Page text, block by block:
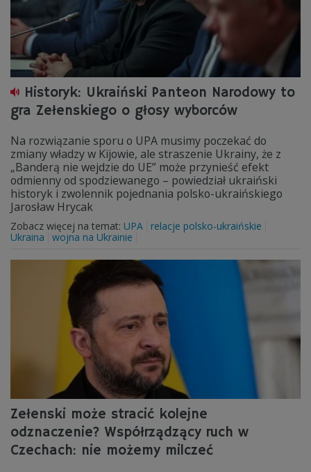
Historyk: Ukraiński Panteon Narodowy to
gra Zełenskiego o głosy wyborców
Na rozwiązanie sporu o UPA musimy poczekać do
zmiany władzy w Kijowie, ale straszenie Ukrainy, że z
„Banderą nie wejdzie do UE” może przynieść efekt
odmienny od spodziewanego – powiedział ukraiński
historyk i zwolennik pojednania polsko-ukraińskiego
Jarosław Hrycak
Zobacz więcej na temat: UPA
relacje polsko-ukraińskie
Ukraina
wojna na Ukrainie
Zełenski może stracić kolejne
odznaczenie? Współrządzący ruch w
Czechach: nie możemy milczeć